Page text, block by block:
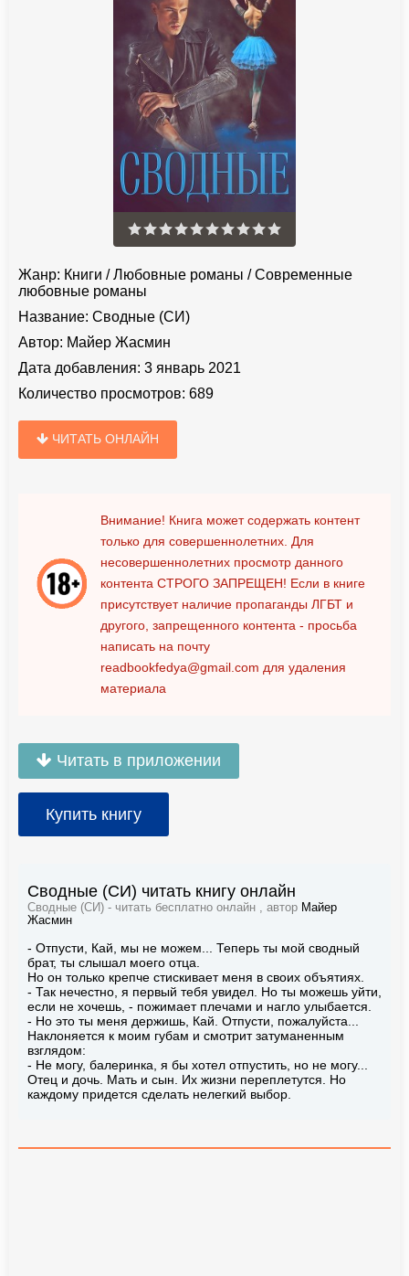
Жанр: Книги /Любовные романы /Современные
любовные романы
Название: Сводные (СИ)
Автор: Майер Жасмин
Дата добавления: 3 январь 2021
Количество просмотров: 689
ЧИТАТЬ ОНЛАЙН
Внимание! Книга может содержать контент
только для совершеннолетних. Для
несовершеннолетних просмотр данного
контента СТРОГО ЗАПРЕЩЕН! Если в книге
присутствует наличие пропаганды ЛГБТ и
другого, запрещенного контента - просьба
написать на почту
readbookfedya@gmail.com для удаления
материала
Читать в приложении
Купить книгу
Сводные (СИ) читать книгу онлайн
Сводные (СИ) - читать бесплатно онлайн , автор Майер
Жасмин
- Отпусти, Кай, мы не можем... Теперь ты мой сводный
брат, ты слышал моего отца.
Но он только крепче стискивает меня в своих объятиях.
- Так нечестно, я первый тебя увидел. Но ты можешь уйти,
если не хочешь, - пожимает плечами и нагло улыбается.
- Но это ты меня держишь, Кай. Отпусти, пожалуйста...
Наклоняется к моим губам и смотрит затуманенным
взглядом:
- Не могу, балеринка, я бы хотел отпустить, но не могу...
Отец и дочь. Мать и сын. Их жизни переплетутся. Но
каждому придется сделать нелегкий выбор.